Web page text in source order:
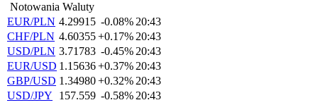
Notowania Waluty
EUR/PLN 4.29915 -0.08% 20:43
CHF/PLN 4.60355+0.17% 20:43
USD/PLN 3.71783 -0.45% 20:43
EUR/USD 1.15636+0.37% 20:43
GBP/USD 1.34980+0.32% 20:43
USD/JPY
157.559 -0.58% 20:43